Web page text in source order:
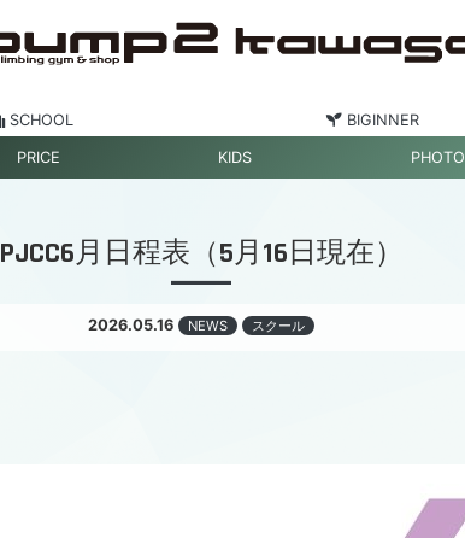
SCHOOL BIGINNER
PRICE KIDS PHOTO
PJCC6月日程表（5月16日現在）
2026.05.16 NEWS スクール